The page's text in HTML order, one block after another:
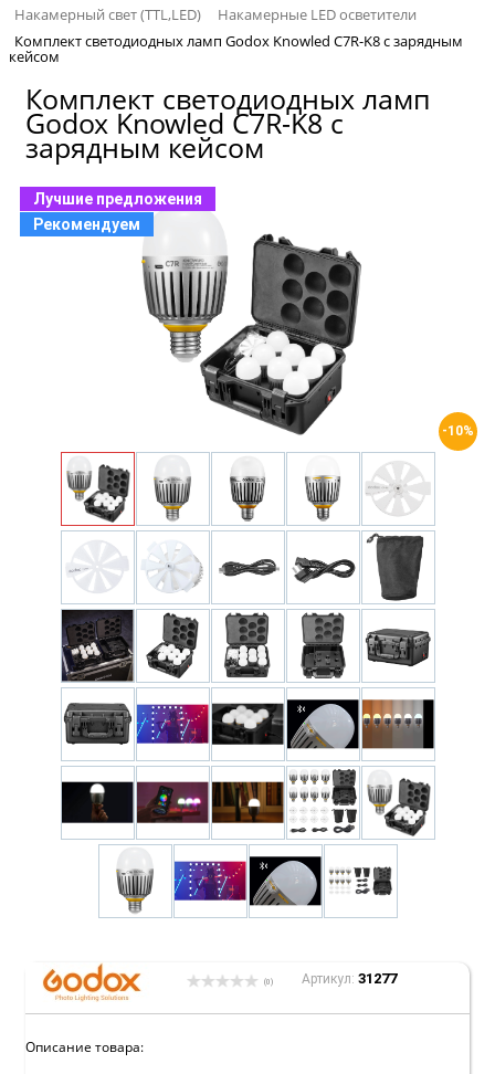
Накамерный свет (TTL,LED)
Накамерные LED осветители
Комплект светодиодных ламп Godox Knowled C7R-K8 с зарядным
кейсом
Комплект светодиодных ламп
Godox Knowled C7R-K8 с
зарядным кейсом
Лучшие предложения
Рекомендуем
-10%
(0) Артикул: 31277
Описание товара: